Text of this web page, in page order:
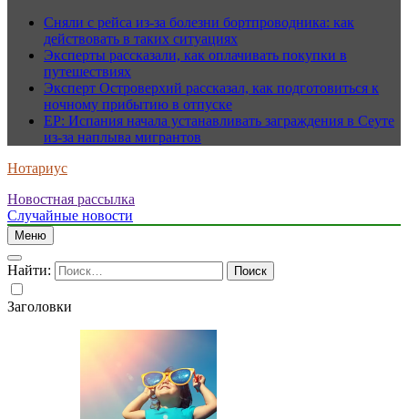
Сняли с рейса из-за болезни бортпроводника: как
действовать в таких ситуациях
Эксперты рассказали, как оплачивать покупки в
путешествиях
Эксперт Островерхий рассказал, как подготовиться к
ночному прибытию в отпуске
EP: Испания начала устанавливать заграждения в Сеуте
из-за наплыва мигрантов
Нотариус
Новостная рассылка
Случайные новости
Меню
Найти:
Заголовки